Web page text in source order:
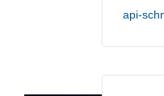
api-